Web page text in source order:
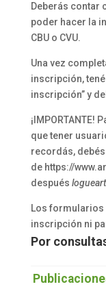
Deberás contar
poder hacer la
CBU o CVU.
Una vez
inscripción,
inscripción” y
¡IMPORTANTE!
que tener
recordás,
de https://
después
Los formularios
inscripción ni
Por